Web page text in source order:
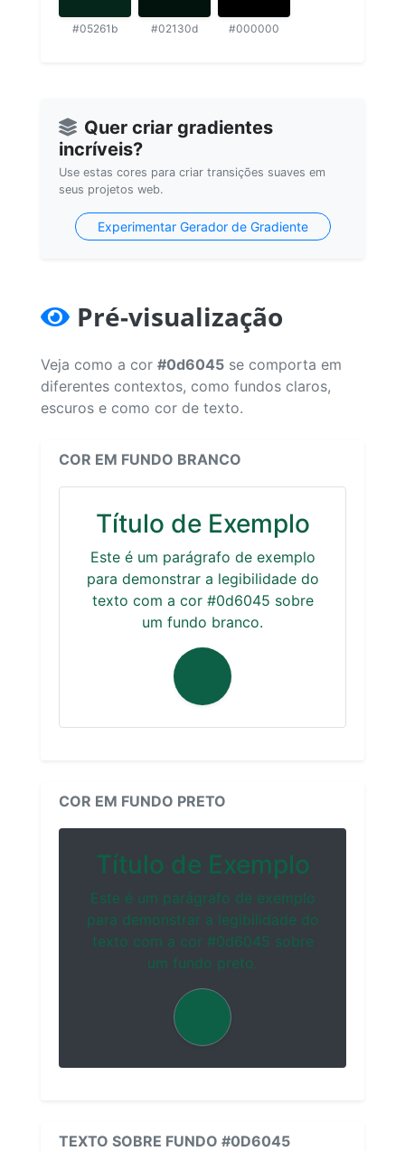
#05261b #02130d #000000
Quer criar gradientes
incríveis?
Use estas cores para criar transições suaves em
seus projetos web.
Experimentar Gerador de Gradiente
Pré-visualização
Veja como a cor #0d6045 se comporta em
diferentes contextos, como fundos claros,
escuros e como cor de texto.
COR EM FUNDO BRANCO
Título de Exemplo
Este é um parágrafo de exemplo
para demonstrar a legibilidade do
texto com a cor #0d6045 sobre
um fundo branco.
COR EM FUNDO PRETO
Título de Exemplo
Este é um parágrafo de exemplo
para demonstrar a legibilidade do
texto com a cor #0d6045 sobre
um fundo preto.
TEXTO SOBRE FUNDO #0D6045